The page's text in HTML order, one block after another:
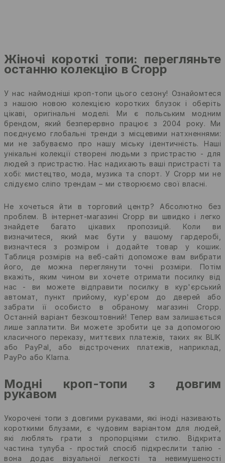
Жіночі короткі топи: перегляньте
останню колекцію в Cropp
У нас наймодніші кроп-топи цього сезону! Ознайомтеся
з нашою новою колекцією коротких блузок і оберіть
цікаві, оригінальні моделі. Ми є польським модним
брендом, який безперервно працює з 2004 року. Ми
поєднуємо глобальні тренди з місцевими натхненнями:
ми не забуваємо про нашу міську ідентичність. Наші
унікальні колекції створені людьми з пристрастю - для
людей з пристрастю. Нас надихають ваші пристрасті та
хобі: мистецтво, мода, музика та спорт. У Cropp ми не
слідуємо сліпо трендам – ми створюємо свої власні.
Не хочеться йти в торговий центр? Абсолютно без
проблем. В інтернет-магазині Cropp ви швидко і легко
знайдете багато цікавих пропозицій. Коли ви
визначитеся, який має бути у вашому гардеробі,
визначтеся з розміром і додайте товар у кошик.
Таблиця розмірів на веб-сайті допоможе вам вибрати
його, де можна переглянути точні розміри. Потім
вкажіть, яким чином ви хочете отримати посилку від
нас - ви можете відправити посилку в кур'єрський
автомат, пункт прийому, кур'єром до дверей або
забрати її особисто в обраному магазині Cropp.
Останній варіант безкоштовний! Тепер вам залишається
лише заплатити. Ви можете зробити це за допомогою
класичного переказу, миттєвих платежів, таких як BLIK
або PayPal, або відстрочених платежів, наприклад,
PayPo або Klarna.
Модні кроп-топи з довгим
рукавом
Укорочені топи з довгими рукавами, які іноді називають
короткими блузами, є чудовим варіантом для людей,
які люблять грати з пропорціями стилю. Відкрита
частина тулуба - простий спосіб підкреслити талію -
вона додає візуальної легкості та невимушеності